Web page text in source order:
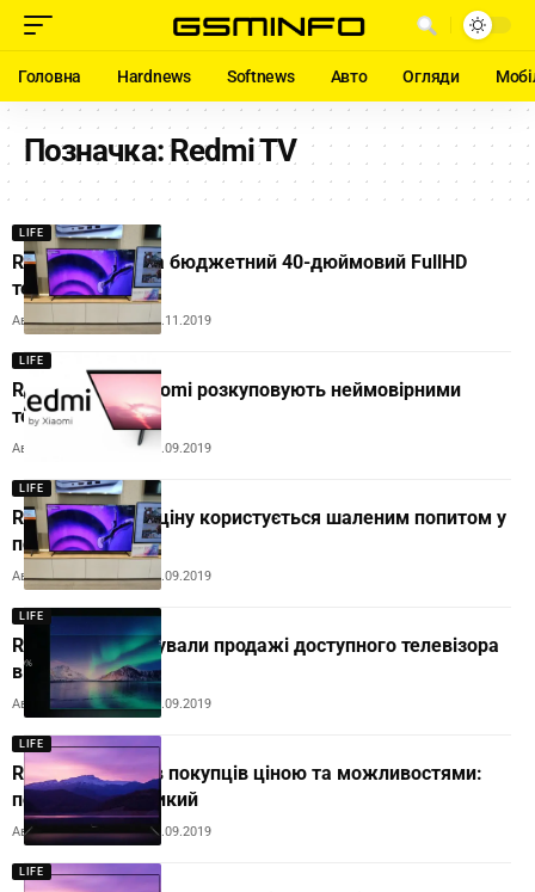
Головна Hardnews Softnews Авто Огляди
Позначка:Redmi TV
LIFE
Redmi випустила бюджетний 40-дюймовий FullHD
телевізор
Автор:Andrew Orobets01.11.2019
LIFE
Redmi TV від Xiaomi розкуповують неймовірними
темпами
Автор: Andrew Orobets 11.09.2019
LIFE
Redmi TV через ціну користується шаленим попитом у
покупців
Автор:Andrew Orobets10.09.2019
LIFE
Redmi TV: стартували продажі доступного телевізора
від Xiaomi
Автор:Andrew Orobets10.09.2019
LIFE
Redmi TV вразив покупців ціною та можливостями:
попит дуже великий
Автор:Andrew Orobets03.09.2019
LIFE